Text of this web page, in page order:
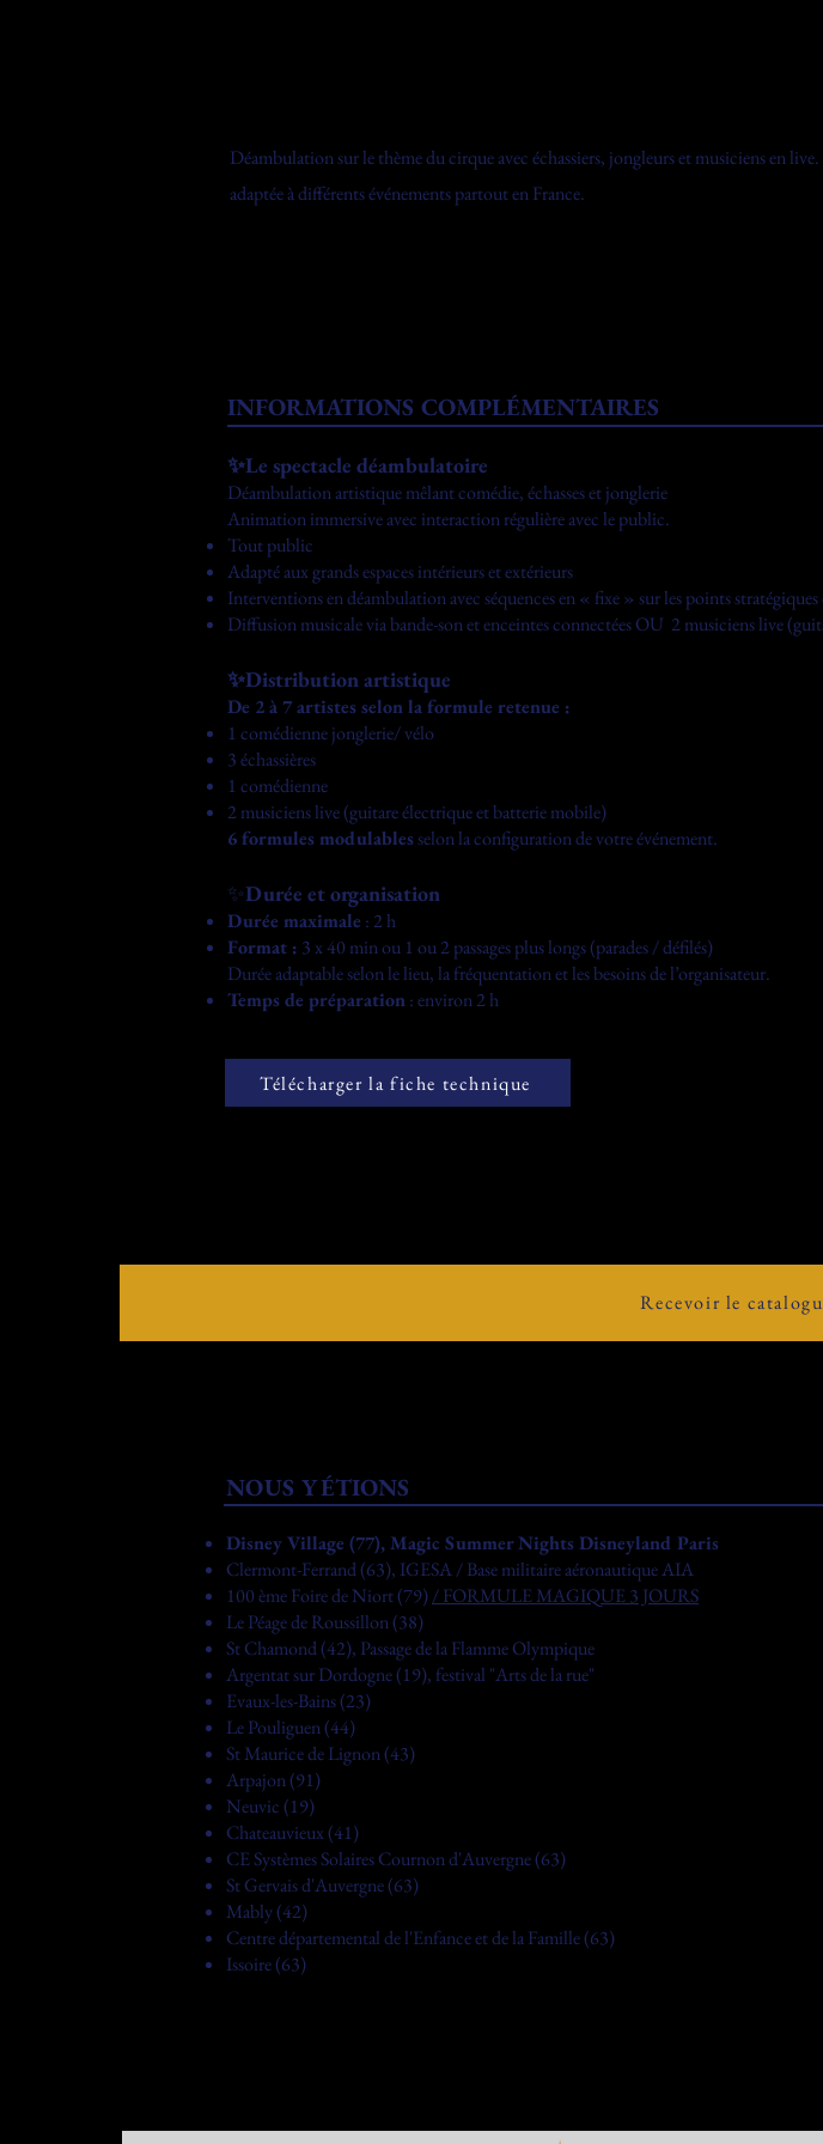
Déambulation sur le thème du cirque avec échassiers, jongleurs et musiciens en
adaptée à différents événements partout en France.
​INFORMATIONS COMPLÉMENTAIRES
✨Le spectacle déambulatoire
Déambulation artistique mêlant comédie, échasses et jonglerie
Animation immersive avec interaction régulière avec le public.
Tout public
Adapté aux grands espaces intérieurs et extérieurs
Interventions en déambulation avec séquences en « fixe » sur les points
Diffusion musicale via bande-son et enceintes connectées OU 2 musiciens live
✨Distribution artistique
De 2 à 7 artistes selon la formule retenue :
1 comédienne jonglerie/ vélo
3 échassières
1 comédienne
2 musiciens live (guitare électrique et batterie mobile)
6 formules modulablesselon la configuration de votre événement.
✨Durée et organisation
Durée maximale : 2 h
Format : 3 x 40 min ou 1 ou 2 passages plus longs (parades / défilés)
Durée adaptable selon le lieu, la fréquentation et les besoins de l’organisateur.
Temps de préparation: environ 2 h
Télécharger la fiche technique
Recevoir le
NOUS YÉTIONS
Disney Village (77), Magic Summer Nights Disneyland Paris
Clermont-Ferrand (63), IGESA / Base militaire aéronautique AIA
100 ème Foire de Niort (79)/ FORMULE MAGIQUE 3 JOURS
Le Péage de Roussillon (38)
St Chamond (42), Passage de la Flamme Olympique
Argentat sur Dordogne (19), festival "Arts de la rue"
Evaux-les-Bains (23)
Le Pouliguen (44)
St Maurice de Lignon (43)
Arpajon (91)
Neuvic (19)
Chateauvieux (41)
CE Systèmes Solaires Cournon d'Auvergne (63)
St Gervais d'Auvergne (63)
Mably (42)
Centre départemental de l'Enfance et de la Famille (63)
Issoire (63)